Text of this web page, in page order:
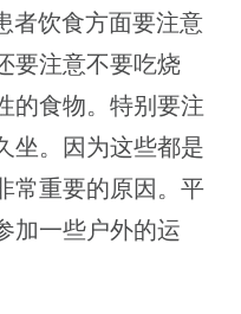
者饮食方面要注意
要注意不要吃烧
的食物。特别要注
坐。因为这些都是
常重要的原因。平
加一些户外的运